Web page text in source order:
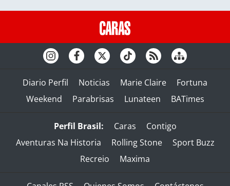
Diario Perfil Noticias Marie Claire
Fortuna
Weekend
Parabrisas Lunateen BATimes
Perfil Brasil: Caras
Contigo
Aventuras Na Historia
Rolling Stone
Sport Buzz
Recreio
Maxima